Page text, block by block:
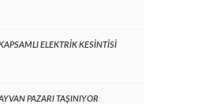
ELEKTRİK KESİNTİSİ
PAZARI TAŞINIYOR